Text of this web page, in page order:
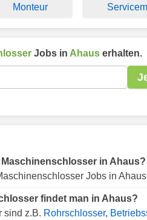
Monteur
Jobs in Ahaus erhalten.
in Ahaus?
Jobs in
findet man in Ahaus?
sind z.B. Rohrschlosser,